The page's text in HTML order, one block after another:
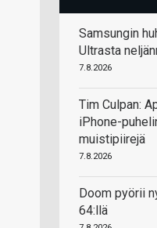
Samsungin
Ultrasta
7.8.2026
Tim Culpan:
iPhone-
muistipiirejä
7.8.2026
Doom pyörii
64:llä